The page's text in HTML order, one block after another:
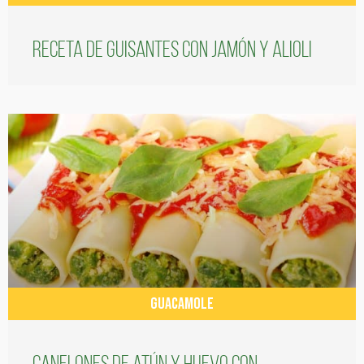
Receta de guisantes con jamón y alioli
GUACAMOLE